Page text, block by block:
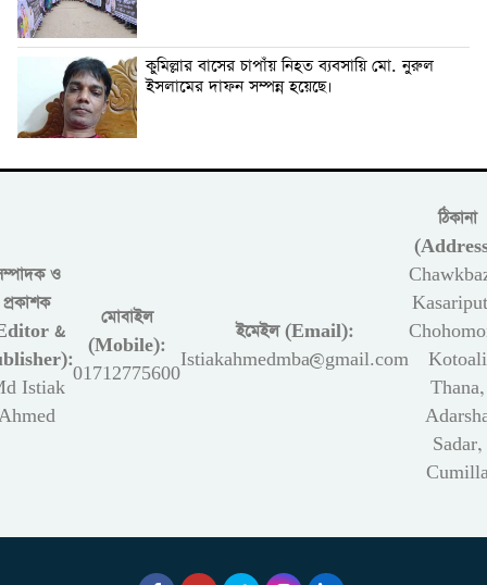
কুমিল্লার বাসের চাপাঁয় নিহত ব্যবসায়ি মো. নুরুল
ইসলামের দাফন সম্পন্ন হয়েছে।
ও
প্রকাশক
&
Istiak
মোবাইল
(Mobile):
01712775600
ইমেইল (Email):
Istiakahmedmba@gmail.com
ঠিকানা
Kotoali
Thana,
Sadar,